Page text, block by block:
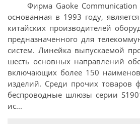
Фирма Gaoke Communication
основанная в 1993 году,
китайских производителей
предназначенного для
систем. Линейка выпускаемой
шесть основных направлений
включающих более 150
изделий. Среди прочих товаров
беспроводные шлюзы серии
ис...